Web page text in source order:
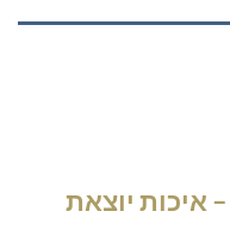
איכות יוצאת